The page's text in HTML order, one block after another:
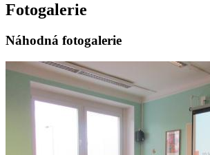
Fotogalerie
Náhodná fotogalerie